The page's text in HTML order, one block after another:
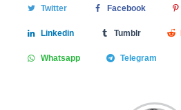
Twitter Facebook
Linkedin Tumblr
Whatsapp Telegram